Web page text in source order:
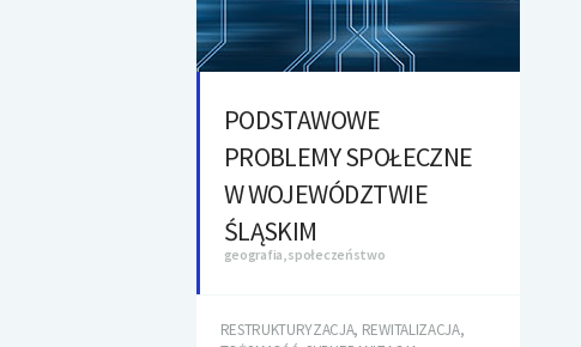
PODSTAWOWE
PROBLEMY SPOŁECZNE
W WOJEWÓDZTWIE
ŚLĄSKIM
geografia, społeczeństwo
RESTRUKTURYZACJA, REWITALIZACJA,